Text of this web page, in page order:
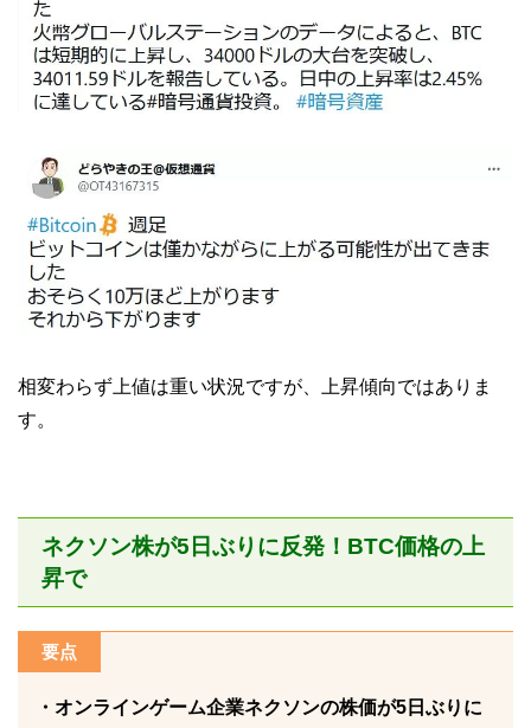
相変わらず上値は重い状況ですが、上昇傾向ではありま
す。
ネクソン株が5日ぶりに反発！BTC価格の上
昇で
要点
・オンラインゲーム企業ネクソンの株価が5日ぶりに